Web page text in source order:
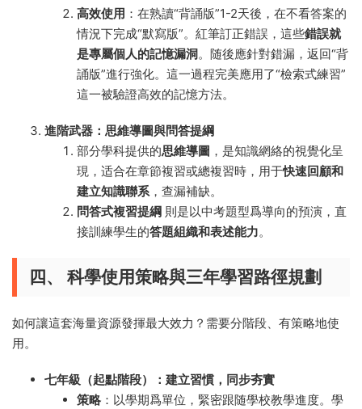
高效使用 ：在熟讀“背誦版”1-2天後，在不看答案的
情況下完成“默寫版”。紅筆訂正錯誤，這些錯誤就
是專屬個人的記憶漏洞。随後應針對錯漏，返回“背
誦版”進行強化。這一過程完美應用了“檢索式練習”
這一被驗證高效的記憶方法。
進階武器：思維導圖與問答提綱
部分學科提供的思維導圖 ，是知識網絡的視覺化呈
現，适合在章節複習或總複習時，用于快速回顧和
建立知識聯系，查漏補缺。
問答式複習提綱 則是以中考題型爲導向的預演，直
接訓練學生的答題組織和表述能力。
四、 科學使用策略與三年學習路徑規劃
如何讓這套海量資源發揮最大效力？需要分階段、有策略地使
用。
七年級（起點階段）：建立習慣，同步夯實
策略 ：以學期爲單位，緊密跟随學校教學進度。學